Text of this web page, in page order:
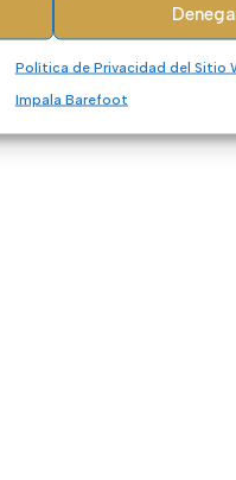
Política de Privacidad del Sitio
Impala Barefoot